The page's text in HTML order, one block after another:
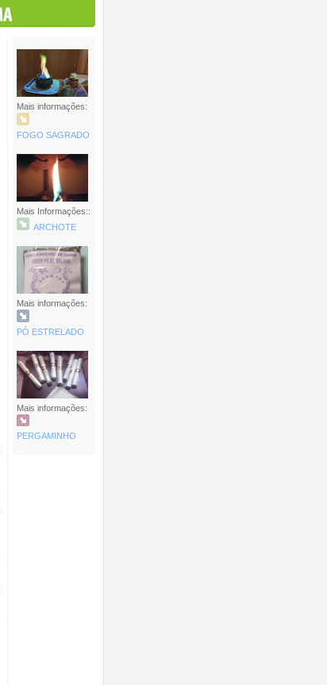
Mais informações:
FOGO SAGRADO
Mais Informações::
ARCHOTE
Mais informações:
PÓ ESTRELADO
Mais informações:
PERGAMINHO